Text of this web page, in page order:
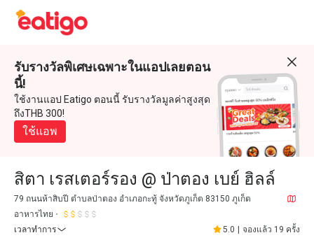
รับรางวัลพิเศษเฉพาะในแอปเลยตอน
นี้!
ใช้งานแอป Eatigo ตอนนี้ รับรางวัลมูลค่าสูงสุด
ถึงTHB 300!
ใช้แอพ
สิตา เรสเตอร์รอง @ ป่าตอง เบย์ ฮิลล์
79 ถนนห้าสิบปี ตำบลป่าตอง อำเภอกะทู้ จังหวัดภูเก็ต 83150 ภูเก็ต
อาหารไทย
เวลาทำการ
5.0 จองแล้ว 19 ครั้ง